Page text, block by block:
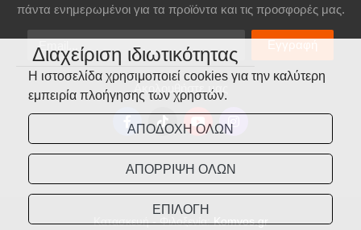
πάντα ενημερωμένοι για τα προϊόντα και τις προσφορές μας.
Email
Εγγραφή
Ακολουθήστε μας
Κατασκευή - Φιλοξενία:Komvos.gr
Διαχείριση ιδιωτικότητας
Η ιστοσελίδα χρησιμοποιεί cookies για την καλύτερη
εμπειρία πλοήγησης των χρηστών.
ΑΠΟΔΟΧΗ ΟΛΩΝ
ΑΠΟΡΡΙΨΗ ΟΛΩΝ
ΕΠΙΛΟΓΗ